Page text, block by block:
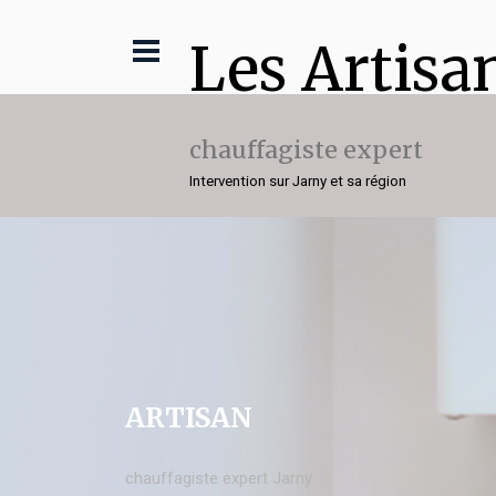
Les
chauffagiste expert
Intervention sur Jarny et sa région
ARTISAN
chauffagiste expert Jarny